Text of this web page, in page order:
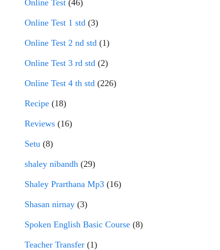
Online Test (46)
Online Test 1 std (3)
Online Test 2 nd std (1)
Online Test 3 rd std (2)
Online Test 4 th std (226)
Recipe (18)
Reviews (16)
Setu (8)
shaley nibandh (29)
Shaley Prarthana Mp3 (16)
Shasan nirnay (3)
Spoken English Basic Course (8)
Teacher Transfer (1)